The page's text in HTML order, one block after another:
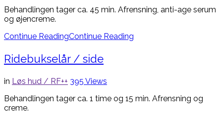
Behandlingen tager ca. 45 min. Afrensning, anti-age serum
og øjencreme.
Continue ReadingContinue Reading
Ridebukselår / side
in Løs hud / RF++ 395 Views
Behandlingen tager ca. 1 time og 15 min. Afrensning og
creme.